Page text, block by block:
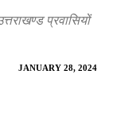
प्रवासियों
JANUARY 28, 2024